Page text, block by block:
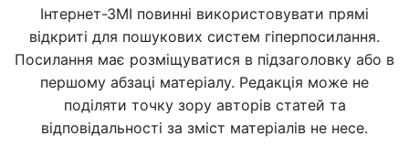
Інтернет-ЗМІ повинні використовувати прямі
відкриті для пошукових систем гіперпосилання.
Посилання має розміщуватися в підзаголовку або в
першому абзаці матеріалу. Редакція може не
поділяти точку зору авторів статей та
відповідальності за зміст матеріалів не несе.